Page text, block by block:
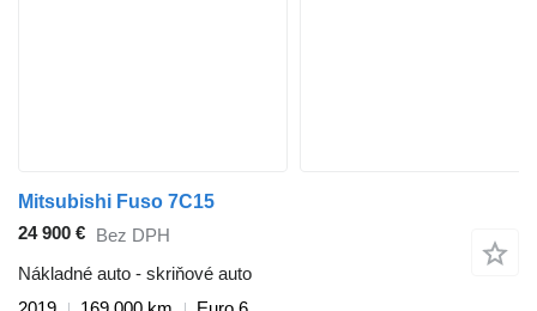
Mitsubishi Fuso 7C15
24 900 € Bez DPH
Nákladné auto - skriňové auto